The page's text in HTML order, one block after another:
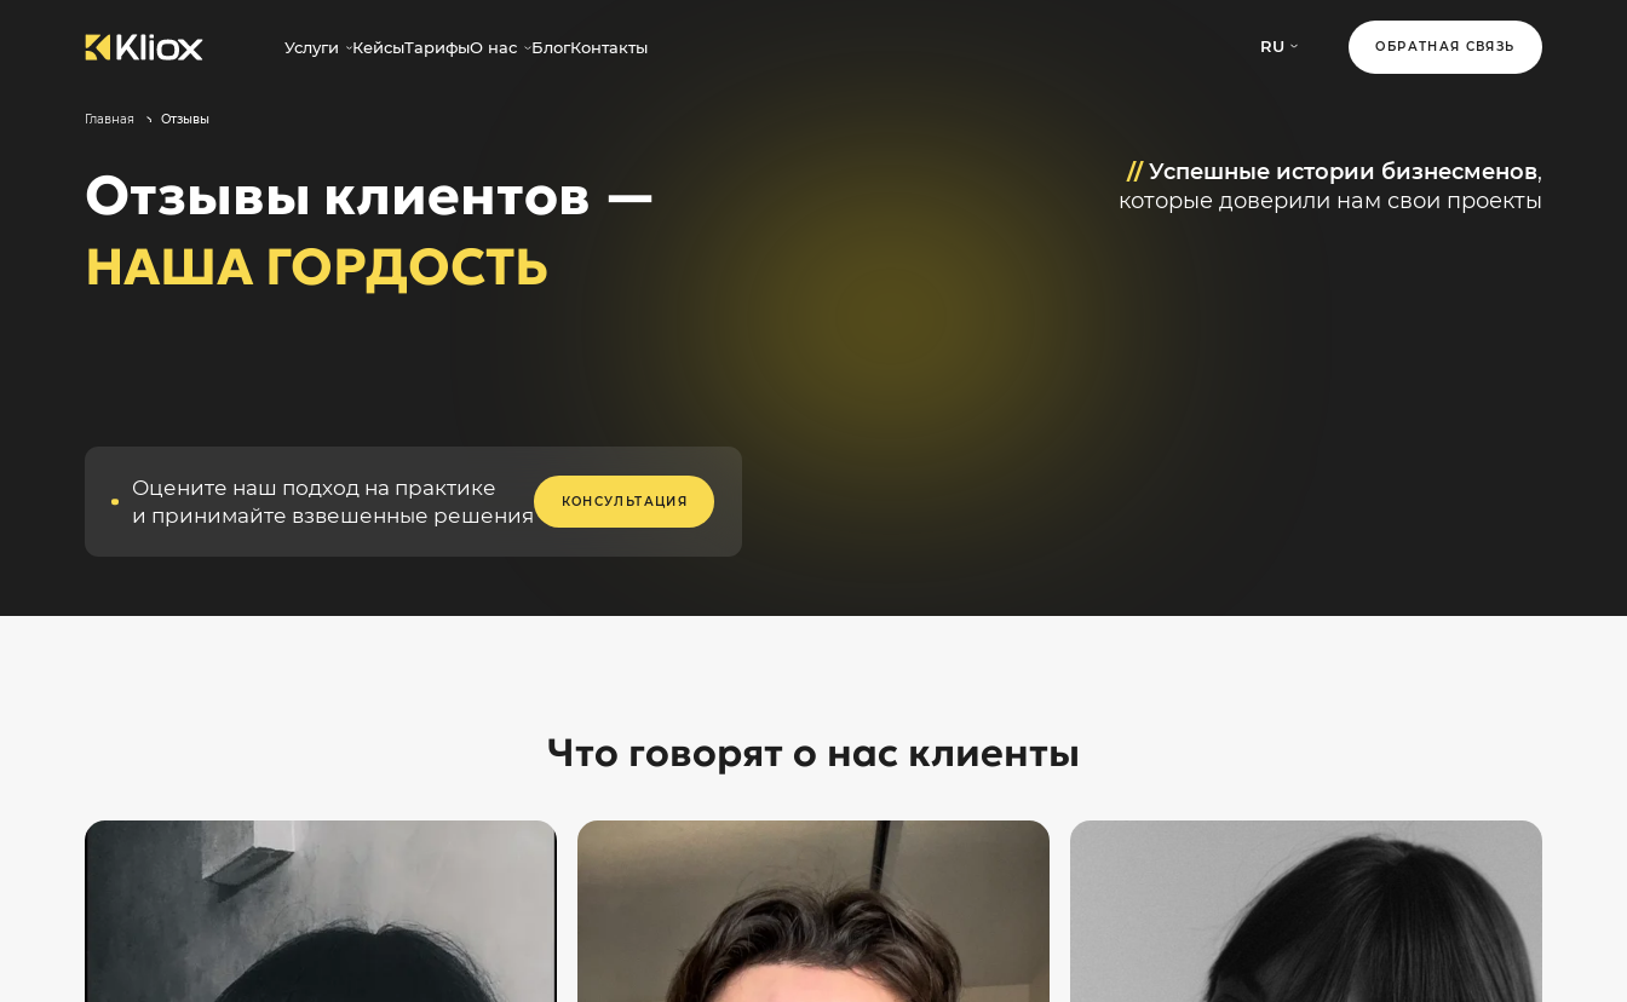
Услуги КейсыТарифыО нас БлогКонтакты RU ОБРАТНАЯ СВЯЗЬ
Главная Отзывы
Отзывы клиентов —
НАША ГОРДОСТЬ
// Успешные истории бизнесменов,
которые доверили нам свои проекты
Оцените наш подход на практике
и принимайте взвешенные решения
КОНСУЛЬТАЦИЯ
Что говорят о нас клиенты